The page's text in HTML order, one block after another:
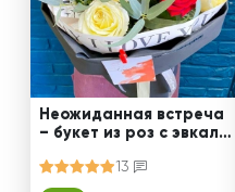
Неожиданная встреча
– букет из роз с эвкали
13